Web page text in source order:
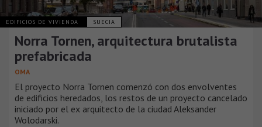
EDIFICIOS DE VIVIENDA SUECIA
Norra Tornen, arquitectura brutalista
prefabricada
OMA
El proyecto Norra Tornen comenzó con dos envolventes
de edificios heredados, los restos de un proyecto cancelado
iniciado por el ex arquitecto de la ciudad Aleksander
Wolodarski.